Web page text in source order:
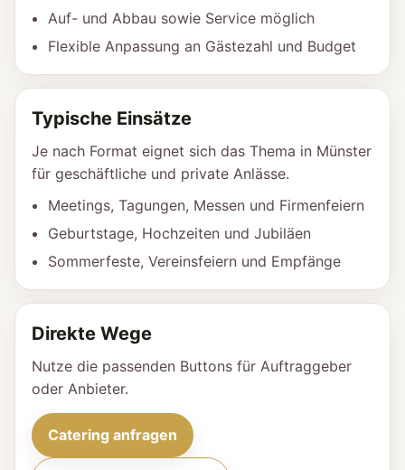
Auf- und Abbau sowie Service möglich
Flexible Anpassung an Gästezahl und Budget
Typische Einsätze
Je nach Format eignet sich das Thema in Münster
für geschäftliche und private Anlässe.
Meetings, Tagungen, Messen und Firmenfeiern
Geburtstage, Hochzeiten und Jubiläen
Sommerfeste, Vereinsfeiern und Empfänge
Direkte Wege
Nutze die passenden Buttons für Auftraggeber
oder Anbieter.
Catering anfragen